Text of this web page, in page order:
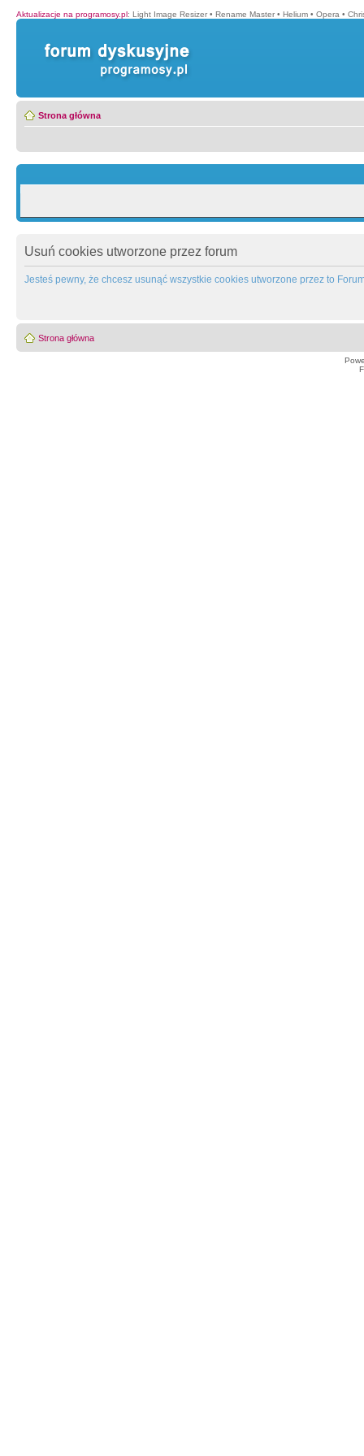
Aktualizacje na programosy.pl: Light Image Resizer • Rename Master • Helium • Opera •
Strona główna
Usuń cookies utworzone przez forum
Jesteś pewny, że chcesz usunąć wszystkie cookies utworzone przez to
Strona główna